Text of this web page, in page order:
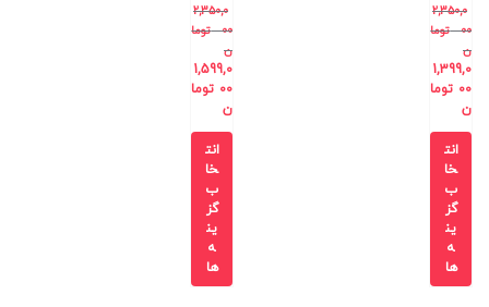
2,350,0
00
توما
ن
1,399,0
00 توما
ن
انت
خا
ب
گز
ین
ه
ها
2,350,0
00
توما
ن
1,599,0
00 توما
ن
انت
خا
ب
گز
ین
ه
ها